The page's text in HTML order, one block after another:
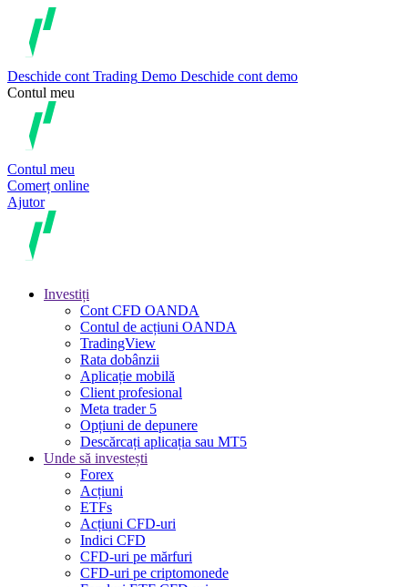
Deschide cont Trading Demo Deschide cont demo
Contul meu
Contul meu
Comerț online
Ajutor
Investiți
Cont CFD OANDA
Contul de acțiuni OANDA
TradingView
Rata dobânzii
Aplicație mobilă
Client profesional
Meta trader 5
Opțiuni de depunere
Descărcați aplicația sau MT5
Unde să investești
Forex
Acțiuni
ETFs
Acțiuni CFD-uri
Indici CFD
CFD-uri pe mărfuri
CFD-uri pe criptomonede